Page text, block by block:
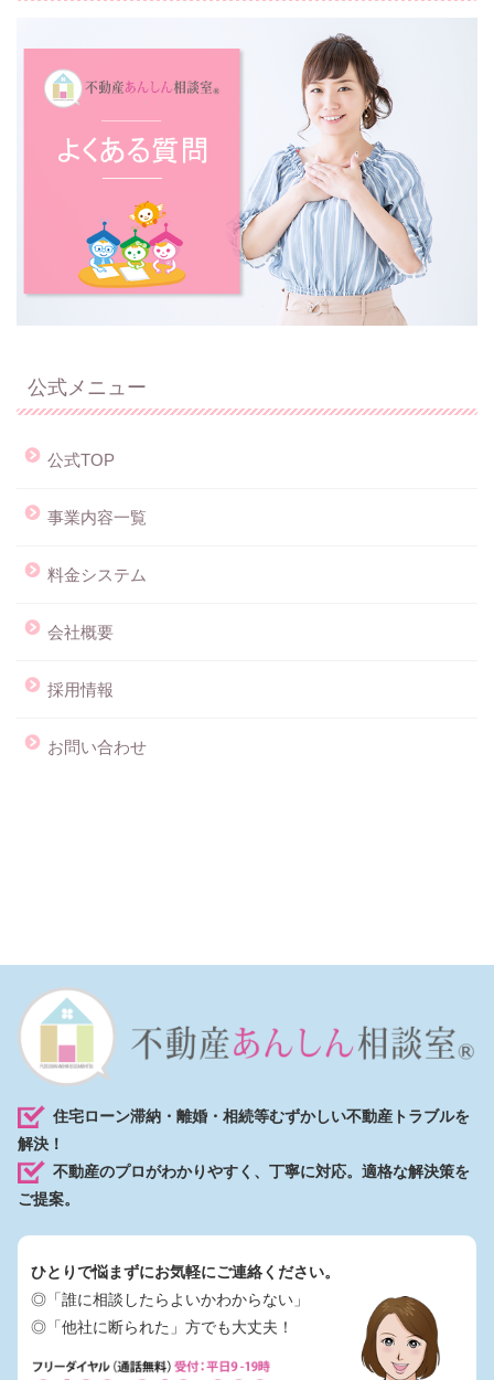
公式メニュー
公式TOP
事業内容一覧
料金システム
会社概要
採用情報
お問い合わせ
住宅ローン滞納・離婚・相続等むずかしい不動産トラブルを
解決！
不動産のプロがわかりやすく、丁寧に対応。適格な解決策を
ご提案。
ひとりで悩まずにお気軽にご連絡ください。
◎「誰に相談したらよいかわからない」
◎「他社に断られた」方でも大丈夫！